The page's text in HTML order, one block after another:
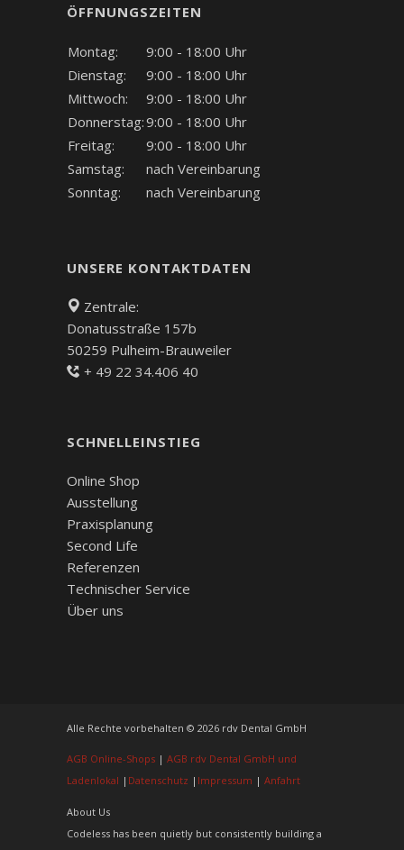
ÖFFNUNGSZEITEN
Montag:
9:00 - 18:00 Uhr
Dienstag:
9:00 - 18:00 Uhr
Mittwoch:
9:00 - 18:00 Uhr
Donnerstag:9:00 - 18:00 Uhr
Freitag:
9:00 - 18:00 Uhr
Samstag:
nach Vereinbarung
Sonntag:
nach Vereinbarung
UNSERE KONTAKTDATEN
Zentrale:
Donatusstraße 157b
50259 Pulheim-Brauweiler
+ 49 22 34.406 40
SCHNELLEINSTIEG
Online Shop
Ausstellung
Praxisplanung
Second Life
Referenzen
Technischer Service
Über uns
Alle Rechte vorbehalten © 2026 rdv Dental GmbH
AGB Online-Shops | AGB rdv Dental GmbH und
Ladenlokal | Datenschutz | Impressum | Anfahrt
About Us
Codeless has been quietly but consistently building a